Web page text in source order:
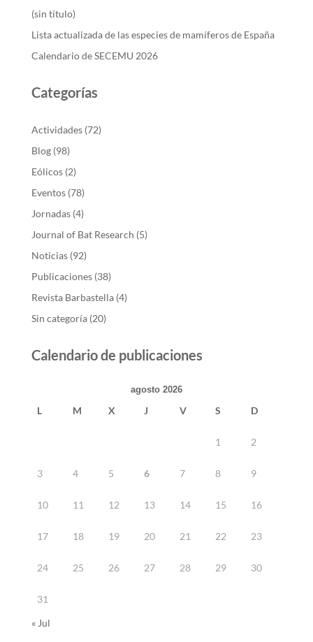
(sin título)
Lista actualizada de las especies de mamíferos de España
Calendario de SECEMU 2026
Categorías
Actividades(72)
Blog(98)
Eólicos(2)
Eventos(78)
Jornadas(4)
Journal of Bat Research (5)
Noticias(92)
Publicaciones(38)
Revista Barbastella(4)
Sin categoría(20)
Calendario de publicaciones
agosto 2026
L M X J V S D
1 2
3 4 5 6 7 8 9
10 11 12 13 14 15 16
17 18 19 20 21 22 23
24 25 26 27 28 29 30
31
« Jul